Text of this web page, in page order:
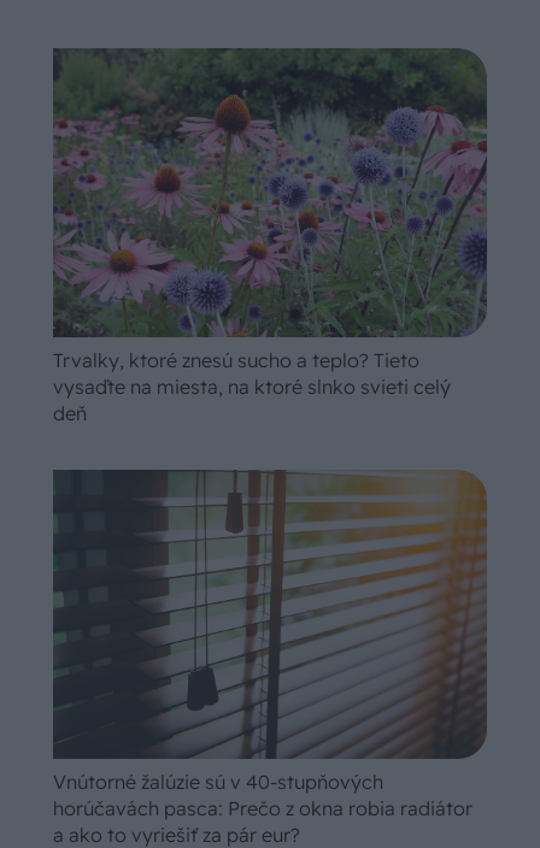
Trvalky, ktoré znesú sucho a teplo? Tieto
vysaďte na miesta, na ktoré slnko svieti celý
deň
Vnútorné žalúzie sú v 40-stupňových
horúčavách pasca: Prečo z okna robia radiátor
a ako to vyriešiť za pár eur?